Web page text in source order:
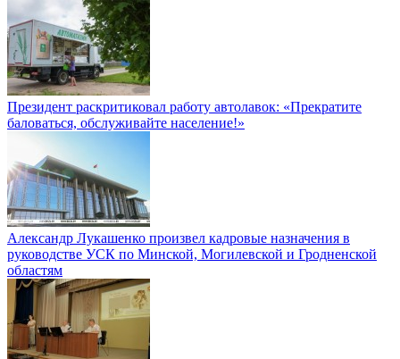
Президент раскритиковал работу автолавок: «Прекратите
баловаться, обслуживайте население!»
Александр Лукашенко произвел кадровые назначения в
руководстве УСК по Минской, Могилевской и Гродненской
областям